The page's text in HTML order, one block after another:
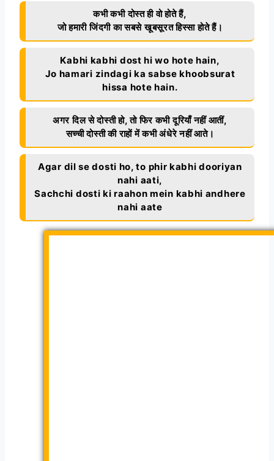
कभी कभी दोस्त ही वो होते हैं,
जो हमारी जिंदगी का सबसे खूबसूरत हिस्सा होते हैं।
Kabhi kabhi dost hi wo hote hain,
Jo hamari zindagi ka sabse khoobsurat
hissa hote hain.
अगर दिल से दोस्ती हो, तो फिर कभी दूरियाँ नहीं आतीं,
सच्ची दोस्ती की राहों में कभी अंधेरे नहीं आते।
Agar dil se dosti ho, to phir kabhi dooriyan
nahi aati,
Sachchi dosti ki raahon mein kabhi andhere
nahi aate